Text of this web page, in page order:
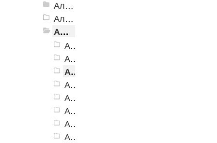
Алюминиевая Полоса с резиновой вставкой АП-40
Алюминиевая Полоса с резиновой вставкой АП-42 Евро, 2500мм
Алюминиевая Полоса с резиновой вставкой АП-46
Алюминиевая Полоса АП-46, черная
Алюминиевая Полоса АП-46, серая
Алюминиевая Полоса АП-46, коричневая
Алюминиевая Полоса АП-46, бежевая
Алюминиевая Полоса АП-46, желтая
Алюминиевая Полоса АП-46, голубой
Алюминиевая Полоса АП-46, красный
Алюминиевая Полоса АП-46, зеленый